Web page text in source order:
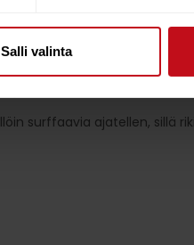
Salli valinta
keula, pitkät pohjan
surffaavia ajatellen, sillä